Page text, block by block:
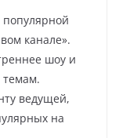
популярной
канале».
шоу и
ведущей,
на